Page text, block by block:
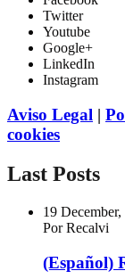
Twitter
Youtube
Google+
LinkedIn
Instagram
Aviso Legal |
cookies
Last Posts
19
Por Recalvi
(Español)